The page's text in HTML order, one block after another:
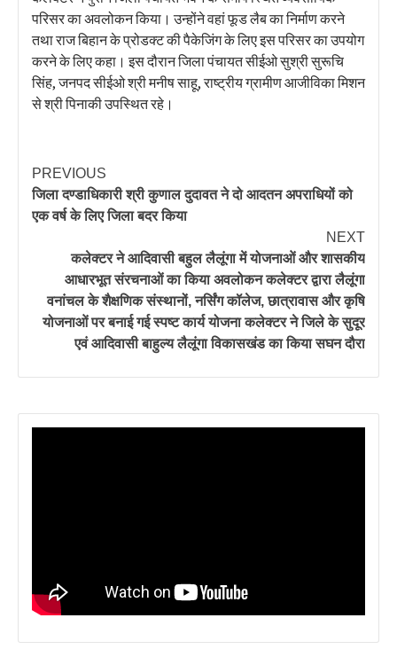
परिसर का अवलोकन किया। उन्होंने वहां फूड लैब का निर्माण करने
तथा राज बिहान के प्रोडक्ट की पैकेजिंग के लिए इस परिसर का उपयोग
करने के लिए कहा। इस दौरान जिला पंचायत सीईओ सुश्री सुरूचि
सिंह, जनपद सीईओ श्री मनीष साहू, राष्ट्रीय ग्रामीण आजीविका मिशन
से श्री पिनाकी उपस्थित रहे।
PREVIOUS
जिला दण्डाधिकारी श्री कुणाल दुदावत ने दो आदतन अपराधियों को
एक वर्ष के लिए जिला बदर किया
NEXT
कलेक्टर ने आदिवासी बहुल लैलूंगा में योजनाओं और शासकीय
आधारभूत संरचनाओं का किया अवलोकन कलेक्टर द्वारा लैलूंगा
वनांचल के शैक्षणिक संस्थानों, नर्सिंग कॉलेज, छात्रावास और कृषि
योजनाओं पर बनाई गई स्पष्ट कार्य योजना कलेक्टर ने जिले के सुदूर
एवं आदिवासी बाहुल्य लैलूंगा विकासखंड का किया सघन दौरा